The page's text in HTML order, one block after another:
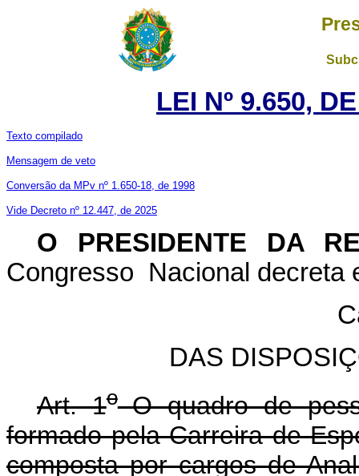
LEI Nº 9.650,
Texto compilado
Mensagem de veto
Conversão da MPv nº 1.650-18, de 1998
Vide Decreto nº 12.447, de 2025
O PRESIDENTE DA
Congresso Nacional
DAS
Art. 1oO quadro de
formado pela Carreira de
composta por cargos de